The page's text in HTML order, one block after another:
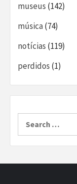
museus (142)
música(74)
notícias (119)
perdidos (1)